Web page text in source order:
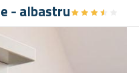
- albastru★★★★
★★★★